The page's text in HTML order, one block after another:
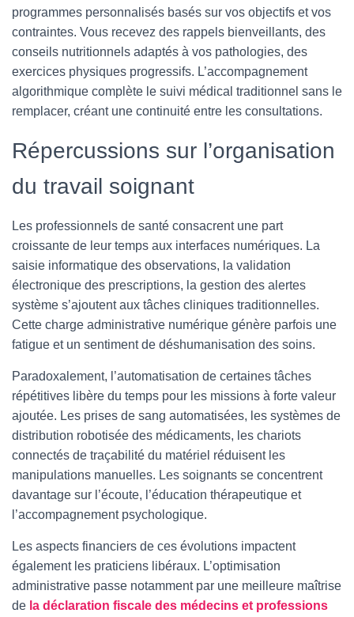
programmes personnalisés basés sur vos objectifs et vos
contraintes. Vous recevez des rappels bienveillants, des
conseils nutritionnels adaptés à vos pathologies, des
exercices physiques progressifs. L’accompagnement
algorithmique complète le suivi médical traditionnel sans le
remplacer, créant une continuité entre les consultations.
Répercussions sur l’organisation
du travail soignant
Les professionnels de santé consacrent une part
croissante de leur temps aux interfaces numériques. La
saisie informatique des observations, la validation
électronique des prescriptions, la gestion des alertes
système s’ajoutent aux tâches cliniques traditionnelles.
Cette charge administrative numérique génère parfois une
fatigue et un sentiment de déshumanisation des soins.
Paradoxalement, l’automatisation de certaines tâches
répétitives libère du temps pour les missions à forte valeur
ajoutée. Les prises de sang automatisées, les systèmes de
distribution robotisée des médicaments, les chariots
connectés de traçabilité du matériel réduisent les
manipulations manuelles. Les soignants se concentrent
davantage sur l’écoute, l’éducation thérapeutique et
l’accompagnement psychologique.
Les aspects financiers de ces évolutions impactent
également les praticiens libéraux. L’optimisation
administrative passe notamment par une meilleure maîtrise
de la déclaration fiscale des médecins et professions